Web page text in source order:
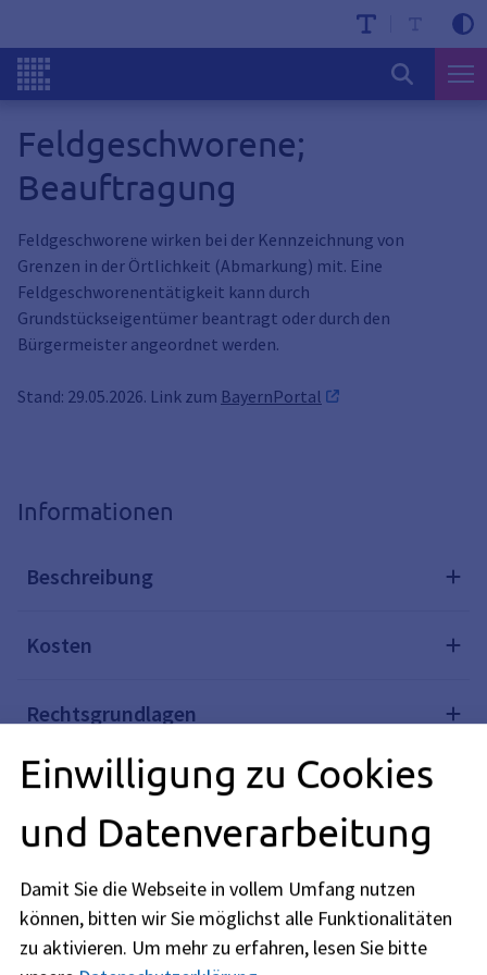
Feldgeschworene;
Beauftragung
Feldgeschworene wirken bei der Kennzeichnung von
Grenzen in der Örtlichkeit (Abmarkung) mit. Eine
Feldgeschworenentätigkeit kann durch
Grundstückseigentümer beantragt oder durch den
Bürgermeister angeordnet werden.
Stand: 29.05.2026. Link zum BayernPortal
Informationen
Beschreibung
Kosten
Rechtsgrundlagen
Rechtsbehelf
Weiterführende Links
Redaktionell verantwortlich: Landesamt für Digitalisierung,
Breitband und Vermessung (siehe
Einwilligung zu Cookies
und Datenverarbeitung
Damit Sie die Webseite in vollem Umfang nutzen
können, bitten wir Sie möglichst alle Funktionalitäten
zu aktivieren. Um mehr zu erfahren, lesen Sie bitte